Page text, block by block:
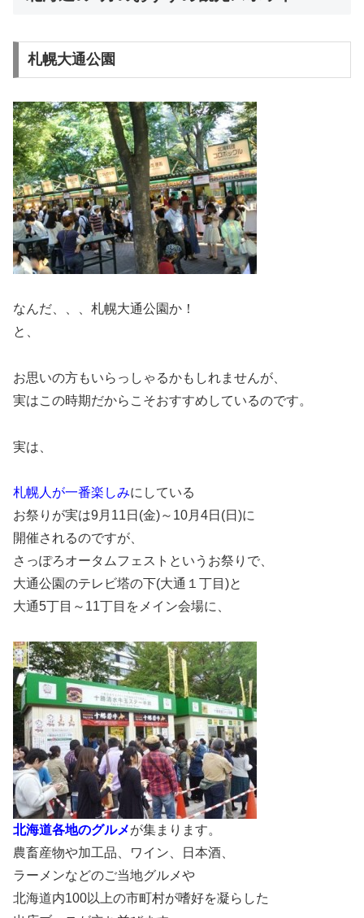
札幌大通公園
なんだ、、、札幌大通公園か！
と、
お思いの方もいらっしゃるかもしれませんが、
実はこの時期だからこそおすすめしているのです。
実は、
札幌人が一番楽しみにしている
お祭りが実は9月11日(金)～10月4日(日)に
開催されるのですが、
さっぽろオータムフェストというお祭りで、
大通公園のテレビ塔の下(大通１丁目)と
大通5丁目～11丁目をメイン会場に、
北海道各地のグルメが集まります。
農畜産物や加工品、ワイン、日本酒、
ラーメンなどのご当地グルメや
北海道内100以上の市町村が嗜好を凝らした